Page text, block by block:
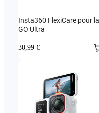
Insta360 FlexiCare pour la
GO Ultra
30,99 €